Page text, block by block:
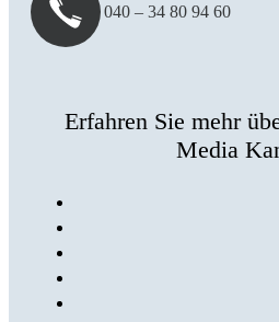
040 – 34 80 94 60
Erfahren Sie mehr
Media